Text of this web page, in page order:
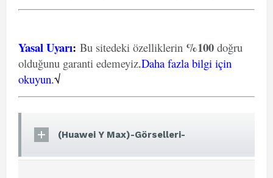
Yasal Uyarı: Bu sitedeki özelliklerin %100 doğru
olduğunu garanti edemeyiz.Daha fazla bilgi için
okuyun.√
(Huawei Y Max)-Görselleri-